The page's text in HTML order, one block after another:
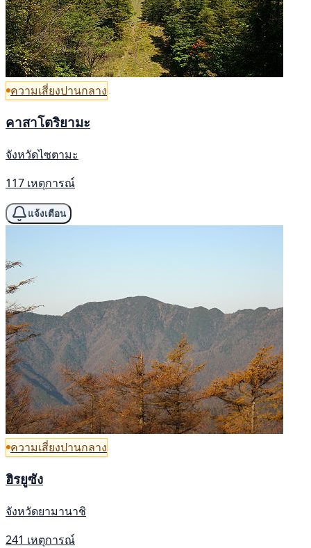
ความเสี่ยงปานกลาง
คาสาโตริยามะ
จังหวัดไซตามะ
117 เหตุการณ์
แจ้งเตือน
ความเสี่ยงปานกลาง
ฮิรยูซัง
จังหวัดยามานาชิ
241 เหตุการณ์